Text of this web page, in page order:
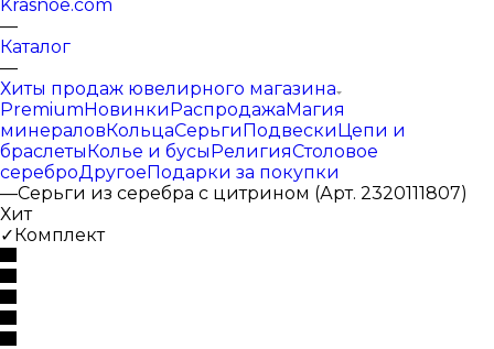
Krasnoe.com
—
Каталог
—
Хиты продаж ювелирного магазина
PremiumНовинкиРаспродажаМагия
минераловКольцаСерьгиПодвескиЦепи и
браслетыКолье и бусыРелигияСтоловое
сереброДругоеПодарки за покупки
—Серьги из серебра с цитрином (Арт. 2320111807)
Хит
✓Комплект